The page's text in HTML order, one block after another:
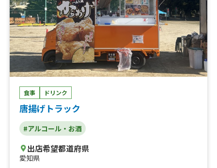
食事 ドリンク
唐揚げトラック
#アルコール・お酒
出店希望都道府県
愛知県